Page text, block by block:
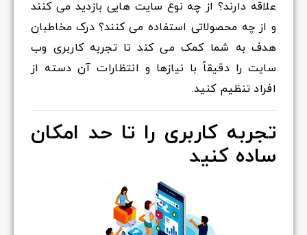
علاقه دارند؟ از چه نوع سایت هایی بازدید می کنند
و از چه محصولاتی استفاده می کنند؟ درک مخاطبان
هدف به شما کمک می کند تا تجربه کاربری وب
سایت را دقیقاً با نیازها و انتظارات آن دسته از
افراد تنظیم کنید.
تجربه کاربری را تا حد امکان
ساده کنید